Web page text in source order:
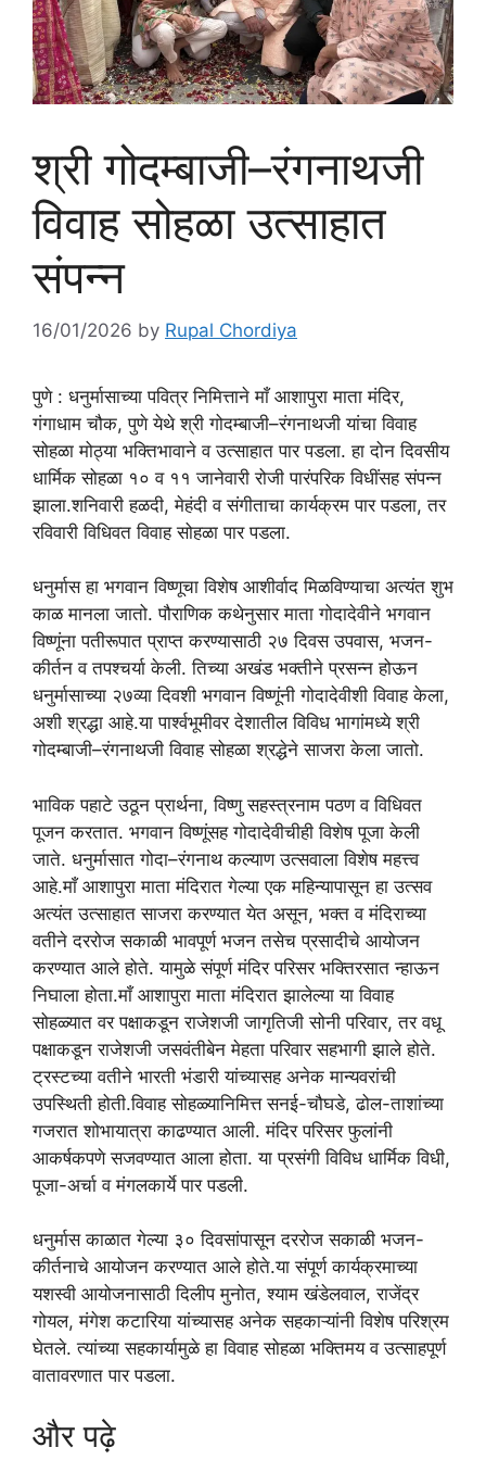
श्री गोदम्बाजी–रंगनाथजी
विवाह सोहळा उत्साहात
संपन्न
16/01/2026 by Rupal Chordiya
पुणे : धनुर्मासाच्या पवित्र निमित्ताने माँ आशापुरा माता मंदिर,
गंगाधाम चौक, पुणे येथे श्री गोदम्बाजी–रंगनाथजी यांचा विवाह
सोहळा मोठ्या भक्तिभावाने व उत्साहात पार पडला. हा दोन दिवसीय
धार्मिक सोहळा १० व ११ जानेवारी रोजी पारंपरिक विधींसह संपन्न
झाला.शनिवारी हळदी, मेहंदी व संगीताचा कार्यक्रम पार पडला, तर
रविवारी विधिवत विवाह सोहळा पार पडला.
धनुर्मास हा भगवान विष्णूचा विशेष आशीर्वाद मिळविण्याचा अत्यंत शुभ
काळ मानला जातो. पौराणिक कथेनुसार माता गोदादेवीने भगवान
विष्णूंना पतीरूपात प्राप्त करण्यासाठी २७ दिवस उपवास, भजन-
कीर्तन व तपश्चर्या केली. तिच्या अखंड भक्तीने प्रसन्न होऊन
धनुर्मासाच्या २७व्या दिवशी भगवान विष्णूंनी गोदादेवीशी विवाह केला,
अशी श्रद्धा आहे.या पार्श्वभूमीवर देशातील विविध भागांमध्ये श्री
गोदम्बाजी–रंगनाथजी विवाह सोहळा श्रद्धेने साजरा केला जातो.
भाविक पहाटे उठून प्रार्थना, विष्णु सहस्त्रनाम पठण व विधिवत
पूजन करतात. भगवान विष्णूंसह गोदादेवीचीही विशेष पूजा केली
जाते. धनुर्मासात गोदा–रंगनाथ कल्याण उत्सवाला विशेष महत्त्व
आहे.माँ आशापुरा माता मंदिरात गेल्या एक महिन्यापासून हा उत्सव
अत्यंत उत्साहात साजरा करण्यात येत असून, भक्त व मंदिराच्या
वतीने दररोज सकाळी भावपूर्ण भजन तसेच प्रसादीचे आयोजन
करण्यात आले होते. यामुळे संपूर्ण मंदिर परिसर भक्तिरसात न्हाऊन
निघाला होता.माँ आशापुरा माता मंदिरात झालेल्या या विवाह
सोहळ्यात वर पक्षाकडून राजेशजी जागृतिजी सोनी परिवार, तर वधू
पक्षाकडून राजेशजी जसवंतीबेन मेहता परिवार सहभागी झाले होते.
ट्रस्टच्या वतीने भारती भंडारी यांच्यासह अनेक मान्यवरांची
उपस्थिती होती.विवाह सोहळ्यानिमित्त सनई-चौघडे, ढोल-ताशांच्या
गजरात शोभायात्रा काढण्यात आली. मंदिर परिसर फुलांनी
आकर्षकपणे सजवण्यात आला होता. या प्रसंगी विविध धार्मिक विधी,
पूजा-अर्चा व मंगलकार्ये पार पडली.
धनुर्मास काळात गेल्या ३० दिवसांपासून दररोज सकाळी भजन-
कीर्तनाचे आयोजन करण्यात आले होते.या संपूर्ण कार्यक्रमाच्या
यशस्वी आयोजनासाठी दिलीप मुनोत, श्याम खंडेलवाल, राजेंद्र
गोयल, मंगेश कटारिया यांच्यासह अनेक सहकाऱ्यांनी विशेष परिश्रम
घेतले. त्यांच्या सहकार्यामुळे हा विवाह सोहळा भक्तिमय व उत्साहपूर्ण
वातावरणात पार पडला.
और पढ़े